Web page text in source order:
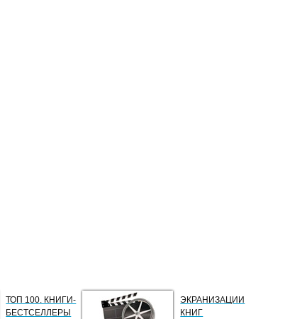
ТОП 100. КНИГИ-
БЕСТСЕЛЛЕРЫ
ЭКРАНИЗАЦИИ
КНИГ